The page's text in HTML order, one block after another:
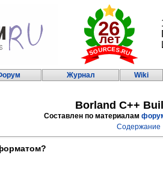
Журнал Wiki
Borland C++
Составлен по материалам
Содержание